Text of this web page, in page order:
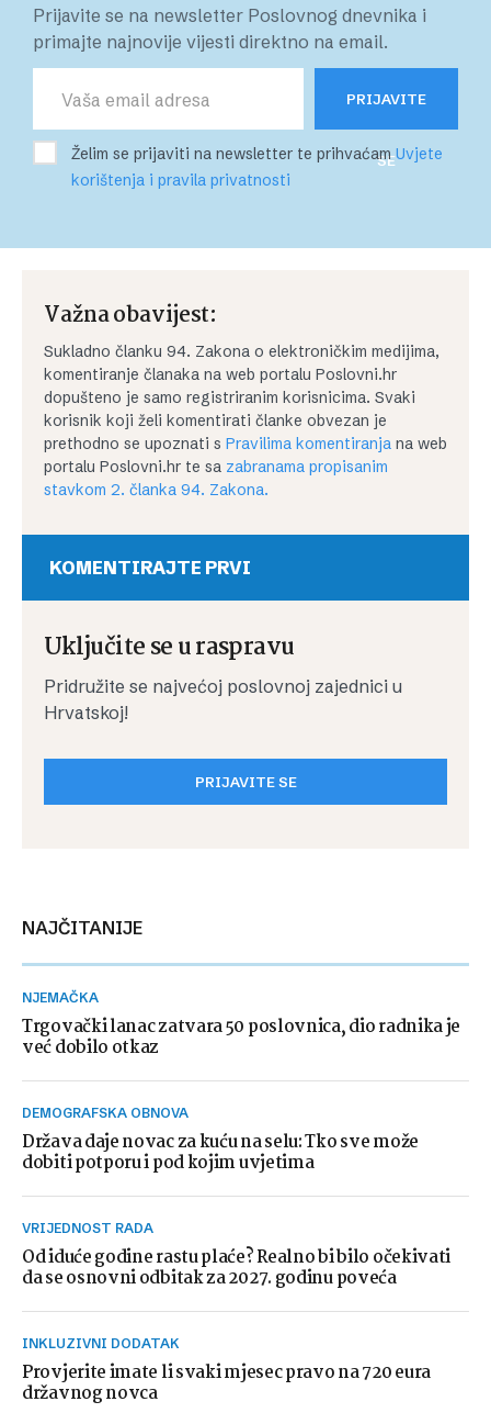
Prijavite se na newsletter Poslovnog dnevnika i
primajte najnovije vijesti direktno na email.
PRIJAVITE
SE
Želim se prijaviti na newsletter te prihvaćamUvjete
korištenja i pravila privatnosti
Važna obavijest:
Sukladno članku 94. Zakona o elektroničkim medijima,
komentiranje članaka na web portalu Poslovni.hr
dopušteno je samo registriranim korisnicima. Svaki
korisnik koji želi komentirati članke obvezan je
prethodno se upoznati s Pravilima komentiranja na web
portalu Poslovni.hr te sa zabranama propisanim
stavkom 2. članka 94. Zakona.
KOMENTIRAJTE PRVI
Uključite se u raspravu
Pridružite se najvećoj poslovnoj zajednici u
Hrvatskoj!
PRIJAVITE SE
NAJČITANIJE
NJEMAČKA
Trgovački lanac zatvara 50 poslovnica, dio radnika je
već dobilo otkaz
DEMOGRAFSKA OBNOVA
Država daje novac za kuću na selu: Tko sve može
dobiti potporu i pod kojim uvjetima
VRIJEDNOST RADA
Od iduće godine rastu plaće? Realno bi bilo očekivati
da se osnovni odbitak za 2027. godinu poveća
INKLUZIVNI DODATAK
Provjerite imate li svaki mjesec pravo na 720 eura
državnog novca